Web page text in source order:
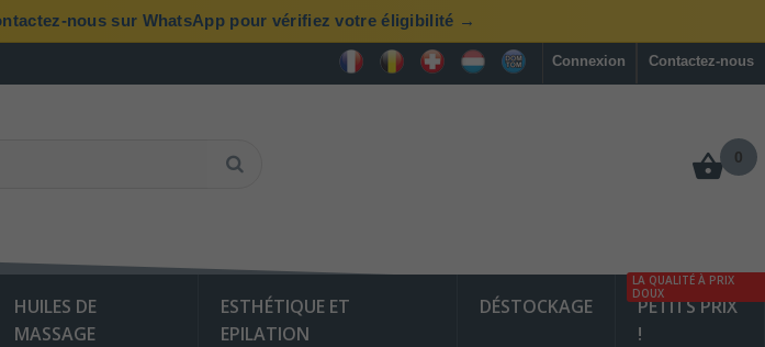
nous sur WhatsApp pour vérifiez votre éligibilité →
Contactez-nous
Connexion
0
HUILES DE
MASSAGE
ESTHÉTIQUE ET
EPILATION
DÉSTOCKAGE
PETITS PRIX
!
LA QUALITÉ À PRIX
DOUX